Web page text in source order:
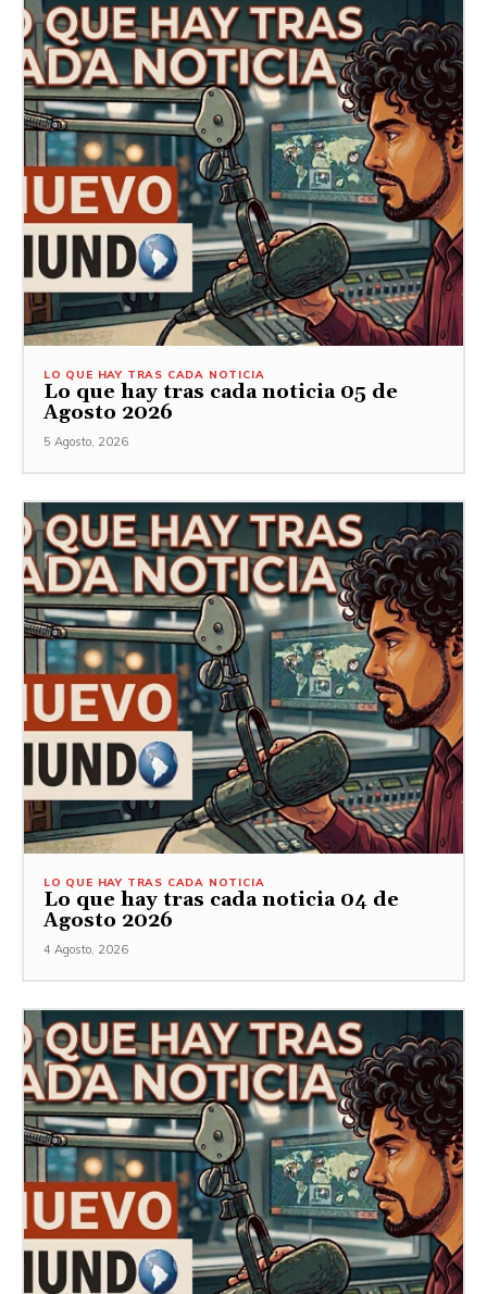
LO QUE HAY TRAS CADA NOTICIA
Lo que hay tras cada noticia 05 de
Agosto 2026
5 Agosto, 2026
LO QUE HAY TRAS CADA NOTICIA
Lo que hay tras cada noticia 04 de
Agosto 2026
4 Agosto, 2026